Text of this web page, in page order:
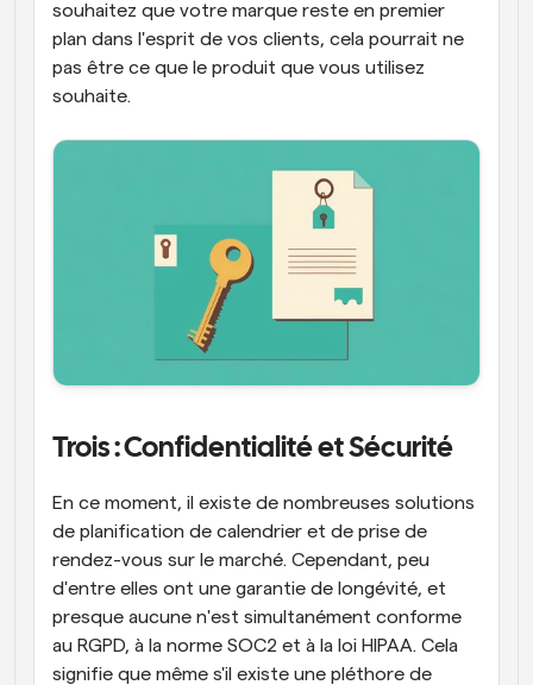
souhaitez que votre marque reste en premier
plan dans l'esprit de vos clients, cela pourrait ne
pas être ce que le produit que vous utilisez
souhaite.
Trois : Confidentialité et Sécurité
En ce moment, il existe de nombreuses solutions
de planification de calendrier et de prise de
rendez-vous sur le marché. Cependant, peu
d'entre elles ont une garantie de longévité, et
presque aucune n'est simultanément conforme
au RGPD, à la norme SOC2 et à la loi HIPAA. Cela
signifie que même s'il existe une pléthore de